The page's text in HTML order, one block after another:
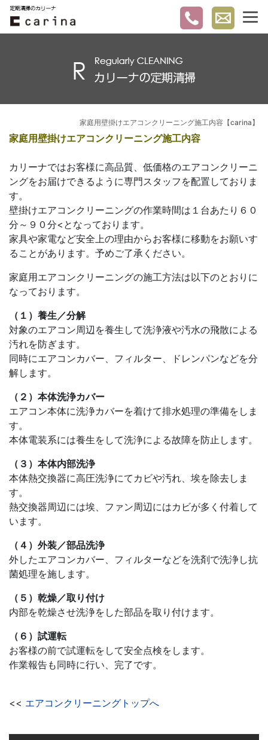
家庭用壁掛けエアコンクリーニング施工内容【carina】
家庭用壁掛けエアコンクリーニング施工内容
カリーナではお客様に高品質、低価格のエアコンクリーニ
ングをお届けできるように専門スタッフを配置しておりま
す。
壁掛けエアコンクリーニングの作業時間は１台あたり６０
分～９０分<となっております。
家具や家電など安全上の理由からお客様に移動をお願いす
ることがあります。予めご了承ください。
家庭用エアコンクリーニングの施工方法は以下のとおりに
なっております。
（１）養生／分解
対象のエアコン周辺を養生して洗浄液や汚水の飛散による
汚れを防ぎます。
同時にエアコンカバー、フィルター、ドレンパンなどを分
解します。
（２）本体洗浄カバー
エアコン本体に洗浄カバーを着けて排水処理の準備をしま
す。
本体電装系には養生をして洗浄による故障を防止します。
（３）本体内部洗浄
本体熱交換器に高圧洗浄にてカビや汚れ、埃を除去しま
す。
熱交換器周辺には埃、ファン周辺にはカビが多く付着して
います。
（４）外装／部品洗浄
外したエアコンカバー、フィルターなどを洗剤で洗浄し抗
菌処理を施します。
（５）乾燥／取り付け
内部を乾燥させ洗浄をした部品を取り付けます。
（６）試運転
お客様の前で試運転をして安全点検をします。
作業報告も同時に行い、完了です。
<< エアコンクリーニングトップへ